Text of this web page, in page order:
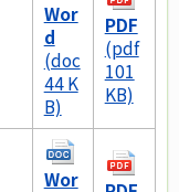
Wor
d
(doc
44 K
B)
PDF
(pdf
101
KB)
Wor